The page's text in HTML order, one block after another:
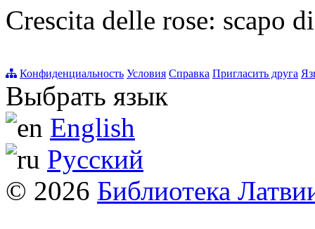
Crescita delle rose: scapo
Конфиденциальность Условия Справка Пригласить друга
Выбрать язык
English
Русский
© 2026 Библиотека